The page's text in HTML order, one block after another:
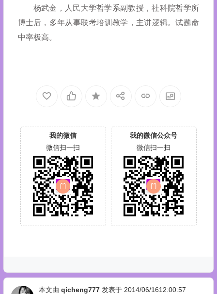
杨武金，人民大学哲学系副教授，社科院哲学所
博士后，多年从事联考培训教学，主讲逻辑。试题命
中率极高。
我的微信
微信扫一扫
我的微信公众号
微信扫一扫
本文由 qicheng777发表于 2014/06/1612:00:57